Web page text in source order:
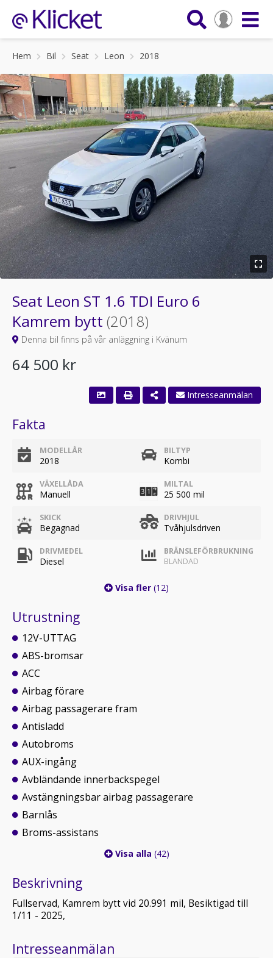
Hem Bil Seat Leon 2018
Seat Leon ST 1.6 TDI Euro 6
Kamrem bytt (2018)
Denna bil finns på vår anläggning i Kvänum
64 500 kr
Fakta
MODELLÅR
2018
BILTYP
Kombi
VÄXELLÅDA
Manuell
MILTAL
25 500 mil
SKICK
Begagnad
DRIVHJUL
Tvåhjulsdriven
DRIVMEDEL
Diesel
BRÄNSLEFÖRBRUKNING
BLANDAD
Visa fler (12)
Utrustning
12V-UTTAG
ABS-bromsar
ACC
Airbag förare
Airbag passagerare fram
Antisladd
Autobroms
AUX-ingång
Avbländande innerbackspegel
Avstängningsbar airbag passagerare
Barnlås
Broms-assistans
Visa alla (42)
Beskrivning
Fullservad, Kamrem bytt vid 20.991 mil, Besiktigad till
1/11 - 2025,
Intresseanmälan